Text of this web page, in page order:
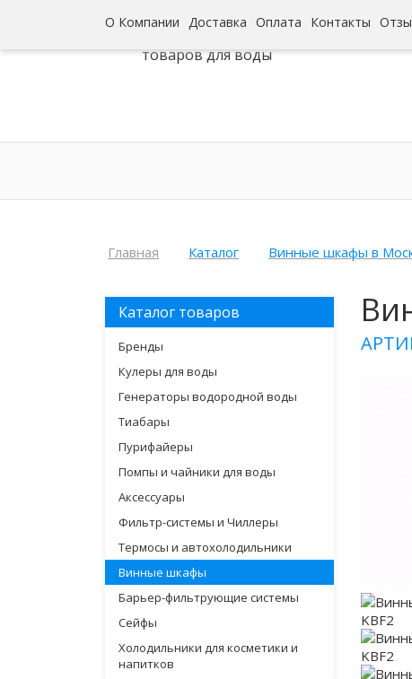
О Компании Доставка Оплата Контакты
Интернет-гипермаркет
товаров для воды
Главная Каталог Винные шкафы в
Каталог товаров
Бренды
Кулеры для воды
Генераторы водородной воды
Тиабары
Пурифайеры
Помпы и чайники для воды
Аксессуары
Фильтр-системы и Чиллеры
Термосы и автохолодильники
Винные шкафы
Барьер-фильтрующие системы
Сейфы
Холодильники для косметики и
напитков